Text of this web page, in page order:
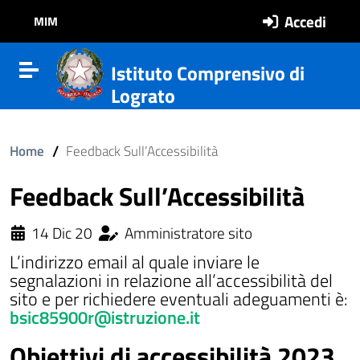
MIM Accedi
Attiva disattiva la navigazione
del sito
Istituto Comprensivo di
Lograto
Home / Feedback Sull’Accessibilità
Feedback Sull’Accessibilità
14 Dic 20 Amministratore sito
L’indirizzo email al quale inviare le
segnalazioni in relazione all’accessibilità del
sito e per richiedere eventuali adeguamenti è:
bsic85900r@istruzione.it